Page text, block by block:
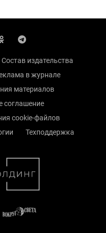
Состав издательства
в журнале
материалов
соглашение
cookie-файлов
Техподдержка